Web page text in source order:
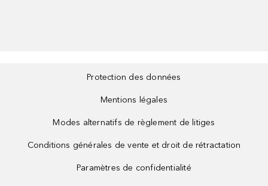
Protection des données
Mentions légales
Modes alternatifs de règlement de litiges
Conditions générales de vente et droit de rétractation
Paramètres de confidentialité